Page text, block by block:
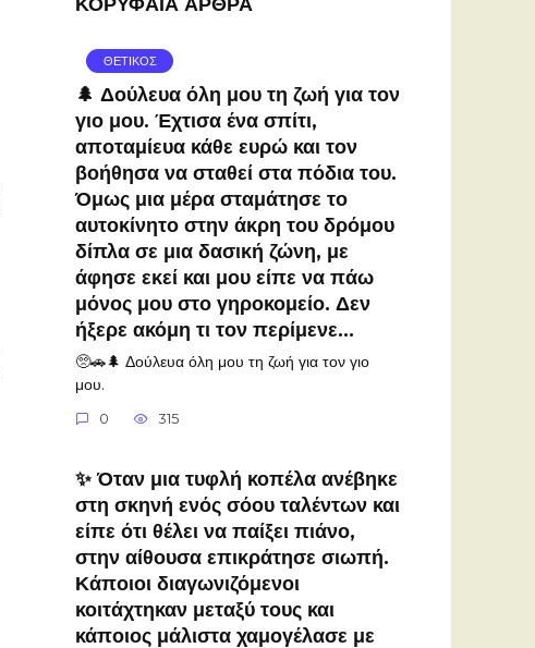
ΘΕΤΙΚΟΣ
🌲 Δούλευα όλη μου τη ζωή για τον
γιο μου. Έχτισα ένα σπίτι,
αποταμίευα κάθε ευρώ και τον
βοήθησα να σταθεί στα πόδια του.
Όμως μια μέρα σταμάτησε το
αυτοκίνητο στην άκρη του δρόμου
δίπλα σε μια δασική ζώνη, με
άφησε εκεί και μου είπε να πάω
μόνος μου στο γηροκομείο. Δεν
ήξερε ακόμη τι τον περίμενε…
🥺🚗🌲 Δούλευα όλη μου τη ζωή για τον γιο
μου.
0 315
✨ Όταν μια τυφλή κοπέλα ανέβηκε
στη σκηνή ενός σόου ταλέντων και
είπε ότι θέλει να παίξει πιάνο,
στην αίθουσα επικράτησε σιωπή.
Κάποιοι διαγωνιζόμενοι
κοιτάχτηκαν μεταξύ τους και
κάποιος μάλιστα χαμογέλασε με